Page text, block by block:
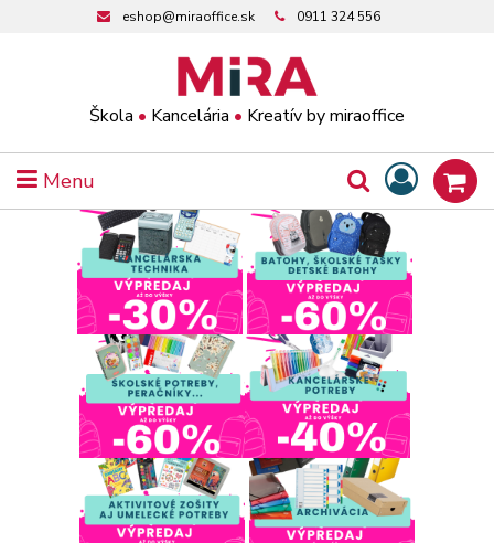
Škola • Kancelária • Kreatív by miraoffice
eshop@miraoffice.sk 0911 324 556
Menu